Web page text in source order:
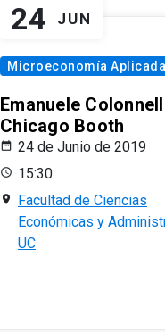
24 JUN
Microeconomía Aplicada
Emanuele
Chicago Booth
24 de Junio de 2019
15:30
Facultad de Ciencias
Económicas y
UC